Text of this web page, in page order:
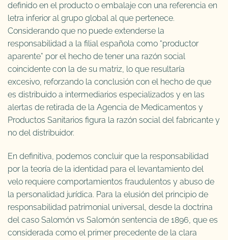
definido en el producto o embalaje con una referencia en
letra inferior al grupo global al que pertenece.
Considerando que no puede extenderse la
responsabilidad a la filial española como “productor
aparente” por el hecho de tener una razón social
coincidente con la de su matriz, lo que resultaría
excesivo, reforzando la conclusión con el hecho de que
es distribuido a intermediarios especializados y en las
alertas de retirada de la Agencia de Medicamentos y
Productos Sanitarios figura la razón social del fabricante y
no del distribuidor.
En definitiva, podemos concluir que la responsabilidad
por la teoría de la identidad para el levantamiento del
velo requiere comportamientos fraudulentos y abuso de
la personalidad jurídica. Para la elusión del principio de
responsabilidad patrimonial universal, desde la doctrina
del caso Salomón vs Salomón sentencia de 1896, que es
considerada como el primer precedente de la clara